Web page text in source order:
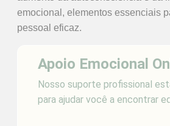
emocional, elementos essenciais
pessoal eficaz.
Apoio Emocional
Nosso suporte profissional
para ajudar você a encontrar